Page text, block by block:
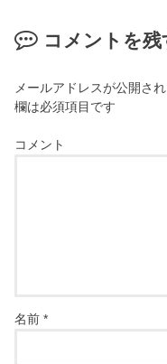
コメントを残
メールアドレスが公開さ
欄は必須項目です
コメント
名前*